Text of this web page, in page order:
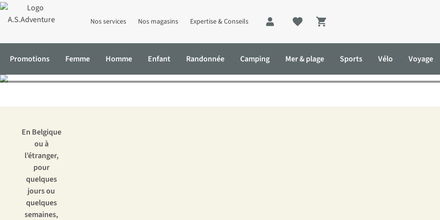
Nos services Nos magasins Expertise & Conseils
Shopping cart
Promotions Femme Homme Enfant Randonnée Camping Mer & plage Sports Vélo Voyage
Accueil Expertise & Conseils Les 6 plus beaux sentiers de grande randonnée d’Europe
Les 6 plus beaux sentiers de grande
En Belgique
ou à
l’étranger,
pour
quelques
jours ou
quelques
semaines,